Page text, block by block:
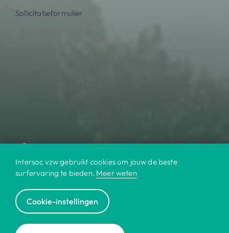
Sollicitatieformulier
Intersoc vzw gebruikt cookies om jouw de beste
surfervaring te bieden. Meer weten
Cookie-instellingen